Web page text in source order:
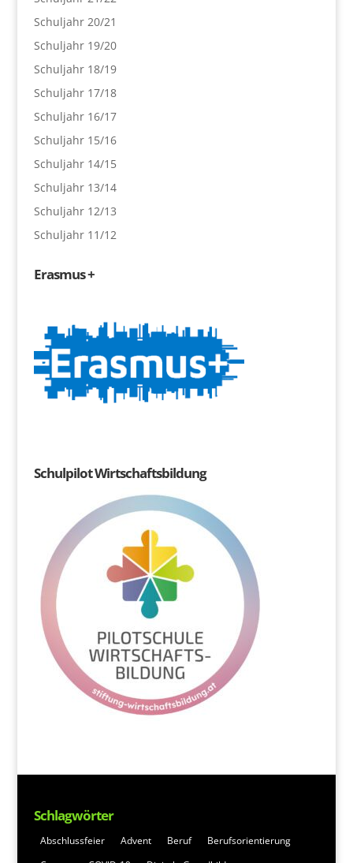
Schuljahr 20/21
Schuljahr 19/20
Schuljahr 18/19
Schuljahr 17/18
Schuljahr 16/17
Schuljahr 15/16
Schuljahr 14/15
Schuljahr 13/14
Schuljahr 12/13
Schuljahr 11/12
Erasmus +
Schulpilot Wirtschaftsbildung
Schlagwörter
Abschlussfeier Advent Beruf
Berufsorientierung